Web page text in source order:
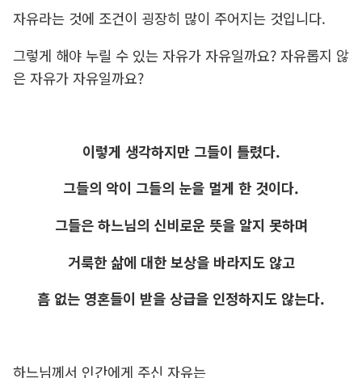
자유라는 것에 조건이 굉장히 많이 주어지는 것입니다.
그렇게 해야 누릴 수 있는 자유가 자유일까요? 자유롭지 않
은 자유가 자유일까요?
이렇게 생각하지만 그들이 틀렸다.
그들의 악이 그들의 눈을 멀게 한 것이다.
그들은 하느님의 신비로운 뜻을 알지 못하며
거룩한 삶에 대한 보상을 바라지도 않고
흠 없는 영혼들이 받을 상급을 인정하지도 않는다.
하느님께서 인간에게 주신 자유는